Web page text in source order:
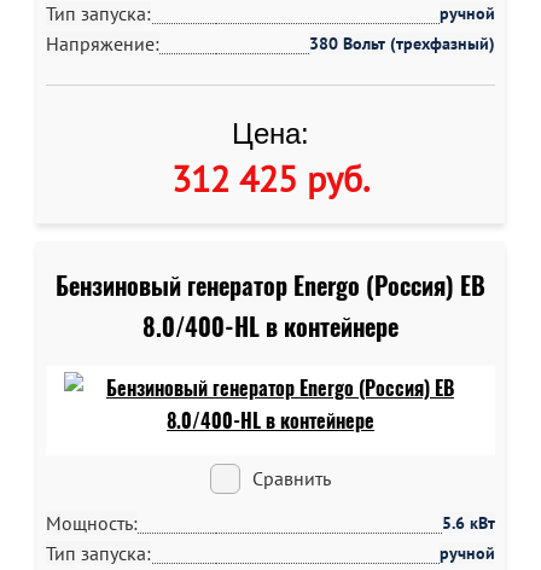
Тип запуска: ручной
Напряжение: 380 Вольт (трехфазный)
Цена:
312 425 руб.
Бензиновый генератор Energo (Россия) EB
8.0/400-HL в контейнере
Сравнить
Мощность:
5.6 кВт
Тип запуска: ручной